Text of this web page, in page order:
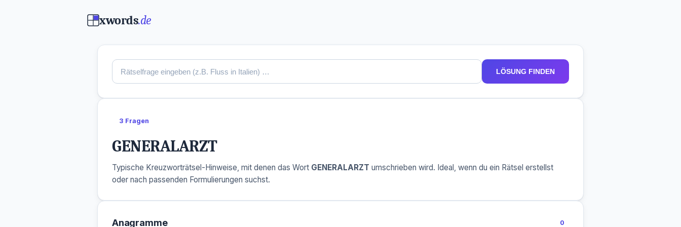
xwords.de
LÖSUNG FINDEN
3 Fragen
GENERALARZT
Typische Kreuzworträtsel-Hinweise, mit denen das Wort GENERALARZT umschrieben wird. Ideal, wenn du ein Rätsel erstellst
oder nach passenden Formulierungen suchst.
Anagramme 0